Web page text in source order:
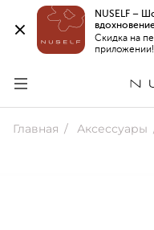
NUSELF –
Скидка на
приложении!
Главная Аксессуары